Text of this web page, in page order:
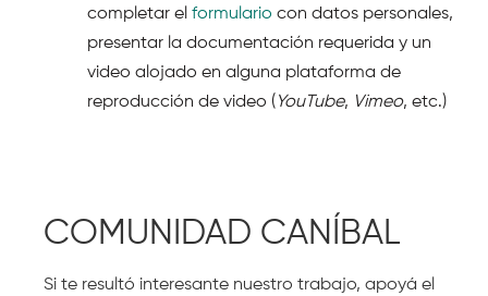
completar el formulario con datos personales,
presentar la documentación requerida y un
video alojado en alguna plataforma de
reproducción de video ( YouTube, Vimeo, etc.)
COMUNIDAD CANÍBAL
Si te resultó interesante nuestro trabajo, apoyá el